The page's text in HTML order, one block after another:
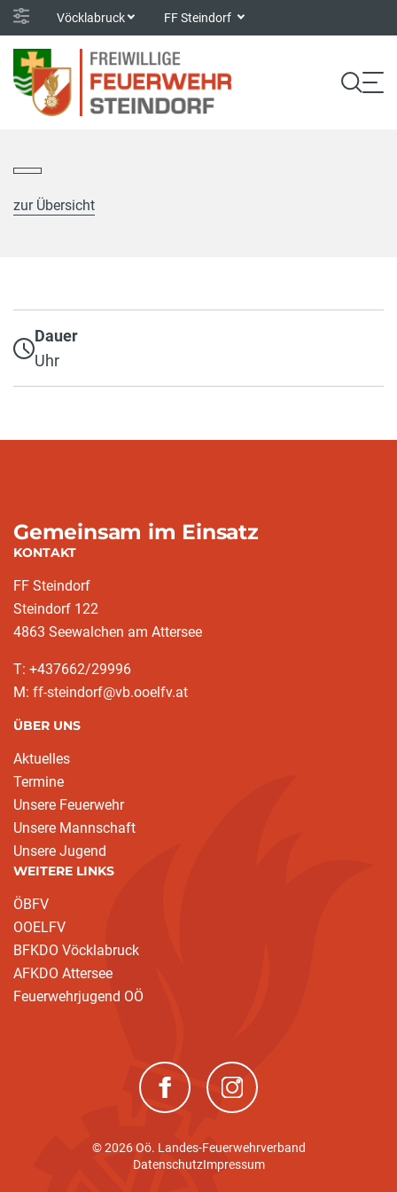
Vöcklabruck FF Steindorf
zur Übersicht
Dauer
Uhr
Gemeinsam im Einsatz
KONTAKT
FF Steindorf
Steindorf 122
4863 Seewalchen am Attersee
T: +437662/29996
M: ff-steindorf@vb.ooelfv.at
ÜBER UNS
Aktuelles
Termine
Unsere Feuerwehr
Unsere Mannschaft
Unsere Jugend
WEITERE LINKS
ÖBFV
OOELFV
BFKDO Vöcklabruck
AFKDO Attersee
Feuerwehrjugend OÖ
(neues Fenster)(neues Fenster)
© 2026 Oö. Landes-Feuerwehrverband
DatenschutzImpressum